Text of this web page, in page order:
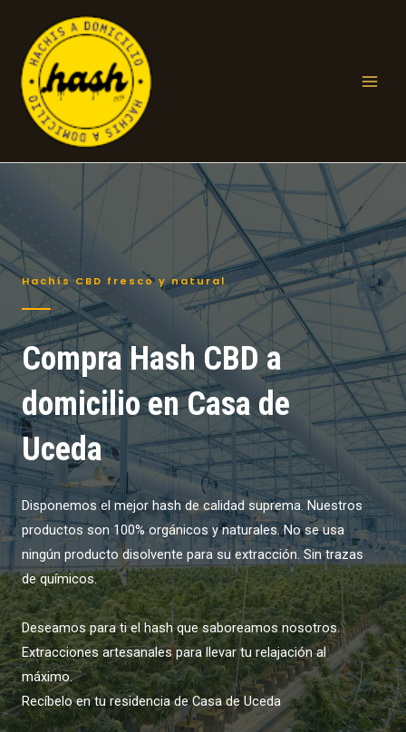
contenido
Hachís CBD fresco y natural
Compra Hash CBD a
domicilio en Casa de
Uceda
Disponemos el mejor hash de calidad suprema. Nuestros
productos son 100% orgánicos y naturales. No se usa
ningún producto disolvente para su extracción. Sin trazas
de químicos.
Deseamos para ti el hash que saboreamos nosotros.
Extracciones artesanales para llevar tu relajación al
máximo.
Recíbelo en tu residencia de Casa de Uceda